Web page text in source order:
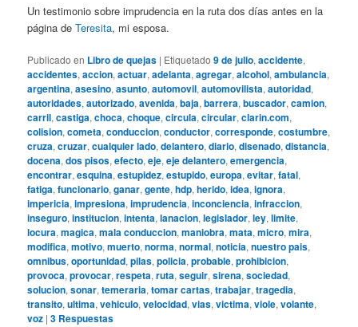
Un testimonio sobre imprudencia en la ruta dos días antes en la
página deTeresita, mi esposa.
Publicado en Libro de quejas | Etiquetado 9 de julio,accidente,
accidentes,accion,actuar,adelanta,agregar,alcohol,ambulancia,
argentina,asesino,asunto,automovil,automovilista,autoridad,
autoridades,autorizado,avenida,baja,barrera,buscador,camion,
carril,castiga,choca,choque,circula,circular,clarin.com,
colision,cometa,conduccion,conductor,corresponde,costumbre,
cruza,cruzar,cualquier lado,delantero,diario,disenado,distancia,
docena,dos pisos,efecto,eje,eje delantero,emergencia,
encontrar,esquina,estupidez,estupido,europa,evitar,fatal,
fatiga,funcionario,ganar,gente,hdp,herido,idea,ignora,
impericia,impresiona,imprudencia,inconciencia,infraccion,
inseguro,institucion,intenta,lanacion,legislador,ley,limite,
locura,magica,mala conduccion,maniobra,mata,micro,mira,
modifica,motivo,muerto,norma,normal,noticia,nuestro pais,
omnibus,oportunidad,pilas,policia,probable,prohibicion,
provoca,provocar,respeta,ruta,seguir,sirena,sociedad,
solucion,sonar,temeraria,tomar cartas,trabajar,tragedia,
transito,ultima,vehiculo,velocidad,vias,victima,viole,volante,
voz |3 Respuestas